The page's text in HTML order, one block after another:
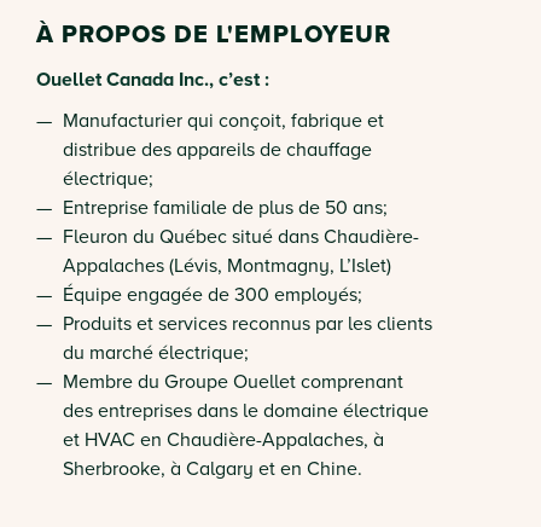
À PROPOS DE L'EMPLOYEUR
Ouellet Canada Inc., c’est :
Manufacturier qui conçoit, fabrique et
distribue des appareils de chauffage
électrique;
Entreprise familiale de plus de 50 ans;
Fleuron du Québec situé dans Chaudière-
Appalaches (Lévis, Montmagny, L’Islet)
Équipe engagée de 300 employés;
Produits et services reconnus par les clients
du marché électrique;
Membre du Groupe Ouellet comprenant
des entreprises dans le domaine électrique
et HVAC en Chaudière-Appalaches, à
Sherbrooke, à Calgary et en Chine.